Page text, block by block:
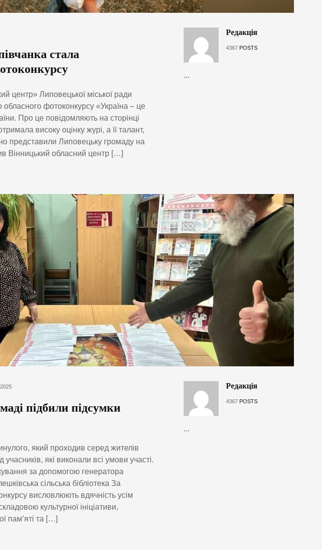
стала
центр» Липовецької міської ради
фотоконкурсу «Україна – це
Про це повідомляють на сторінці
високу оцінку журі, а її талант,
представили Липовецьку громаду на
Вінницький обласний центр […]
Редакція
4367 POSTS
...
підбили підсумки
який проходив серед жителів
які виконали всі умови участі.
за допомогою генератора
сільська бібліотека За
висловлюють вдячність усім
культурної ініціативи,
памʼяті та […]
Редакція
4367 POSTS
...